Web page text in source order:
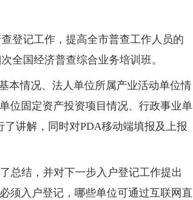
登记工作，提高全市普查工作人员的
全国经济普查综合业务培训班。
本情况、法人单位所属产业活动单位情
位固定资产投资项目情况、行政事业单
了讲解，同时对PDA移动端填报及上报
总结，并对下一步入户登记工作提出
须入户登记，哪些单位可通过互联网直